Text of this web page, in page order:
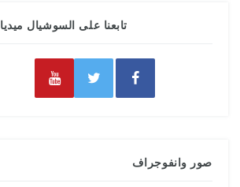
تابعنا على السوشيال ميديا
صور وانفوجراف